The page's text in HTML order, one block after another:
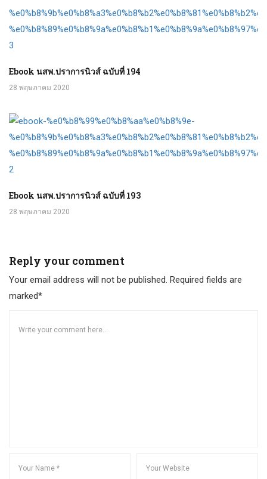
Ebook นสพ.ปราการนิวส์ ฉบับที่ 194
28 พฤษภาคม 2020
Ebook นสพ.ปราการนิวส์ ฉบับที่ 193
28 พฤษภาคม 2020
Reply your comment
Your email address will not be published. Required fields are
marked*